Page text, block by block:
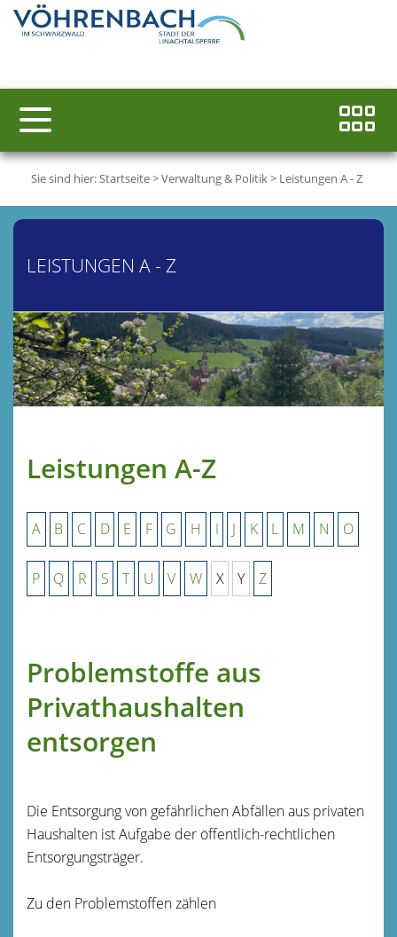
Sie sind hier:Startseite>Verwaltung & Politik> Leistungen A - Z
LEISTUNGEN A - Z
Leistungen A-Z
A B C D E F G H I J K L M N O
P Q R S T U V W X Y Z
Problemstoffe aus
Privathaushalten
entsorgen
Die Entsorgung von gefährlichen Abfällen aus privaten
Haushalten ist Aufgabe der öffentlich-rechtlichen
Entsorgungsträger.
Zu den Problemstoffen zählen